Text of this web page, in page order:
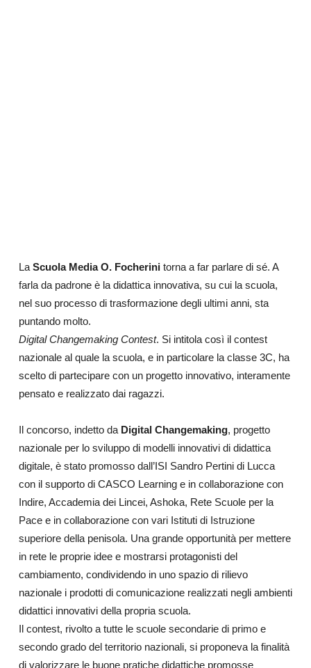
La Scuola Media O. Focherini torna a far parlare di sé. A
farla da padrone è la didattica innovativa, su cui la scuola,
nel suo processo di trasformazione degli ultimi anni, sta
puntando molto.
Digital Changemaking Contest. Si intitola così il contest
nazionale al quale la scuola, e in particolare la classe 3C, ha
scelto di partecipare con un progetto innovativo, interamente
pensato e realizzato dai ragazzi.
Il concorso, indetto da Digital Changemaking, progetto
nazionale per lo sviluppo di modelli innovativi di didattica
digitale, è stato promosso dall’ISI Sandro Pertini di Lucca
con il supporto di CASCO Learning e in collaborazione con
Indire, Accademia dei Lincei, Ashoka, Rete Scuole per la
Pace e in collaborazione con vari Istituti di Istruzione
superiore della penisola. Una grande opportunità per mettere
in rete le proprie idee e mostrarsi protagonisti del
cambiamento, condividendo in uno spazio di rilievo
nazionale i prodotti di comunicazione realizzati negli ambienti
didattici innovativi della propria scuola.
Il contest, rivolto a tutte le scuole secondarie di primo e
secondo grado del territorio nazionali, si proponeva la finalità
di valorizzare le buone pratiche didattiche promosse